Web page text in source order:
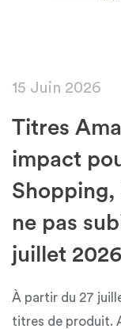
15 Juin 2026
Titres
impact
ne pas
juillet 2026
À partir du 27
titres de produit.